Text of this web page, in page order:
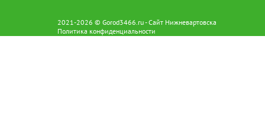
2021-2026 © Gorod3466.ru - Сайт Нижневартовска
Политика конфиденциальности